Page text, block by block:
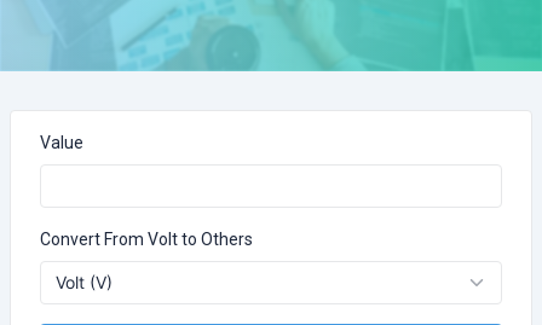
Value
Convert From Volt to Others